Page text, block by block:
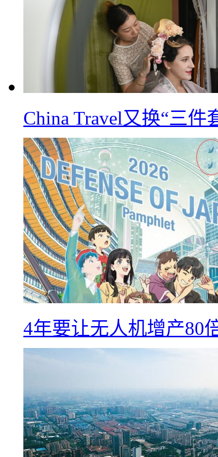
China Travel又换“三
4年要让无人机增产80